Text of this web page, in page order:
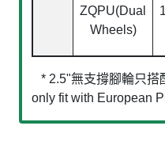
ZQPU(Dual
Wheels)
* 2.5"無支撐腳輪只
only fit with European